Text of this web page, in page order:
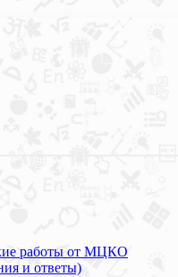
работы от МЦКО
и ответы)